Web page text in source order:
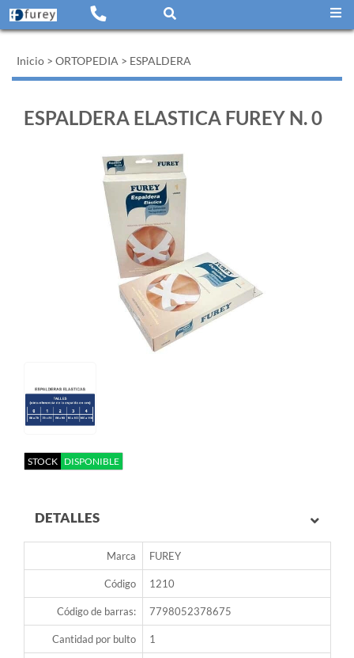
Inicio > ORTOPEDIA > ESPALDERA
ESPALDERA ELASTICA FUREY N. 0
STOCK DISPONIBLE
DETALLES
Marca FUREY
Código 1210
Código de barras: 7798052378675
Cantidad por bulto 1